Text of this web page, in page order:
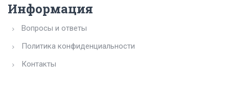
Информация
Вопросы и ответы
Политика конфиденциальности
Контакты